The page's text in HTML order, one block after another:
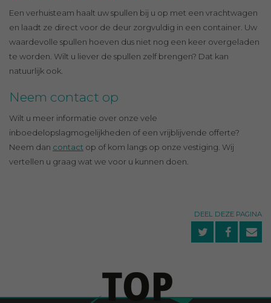
Een verhuisteam haalt uw spullen bij u op met een vrachtwagen
en laadt ze direct voor de deur zorgvuldig in een container. Uw
waardevolle spullen hoeven dus niet nog een keer overgeladen
te worden. Wilt u liever de spullen zelf brengen? Dat kan
natuurlijk ook.
Neem contact op
Wilt u meer informatie over onze vele
inboedelopslagmogelijkheden of een vrijblijvende offerte?
Neem dan contact op of kom langs op onze vestiging. Wij
vertellen u graag wat we voor u kunnen doen.
DEEL DEZE PAGINA